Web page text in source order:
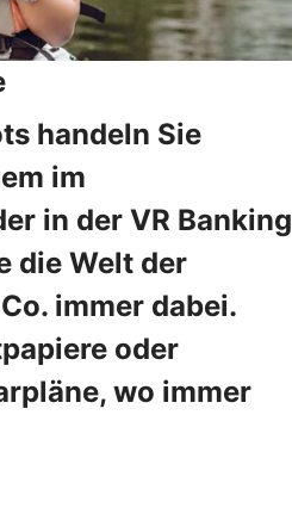
handeln Sie
im
in der VR Banking
die Welt der
immer dabei.
oder
wo immer